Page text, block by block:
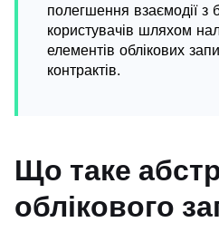
полегшення взаємодії з
користувачів шляхом
елементів облікових
контрактів.
Що таке
облікового